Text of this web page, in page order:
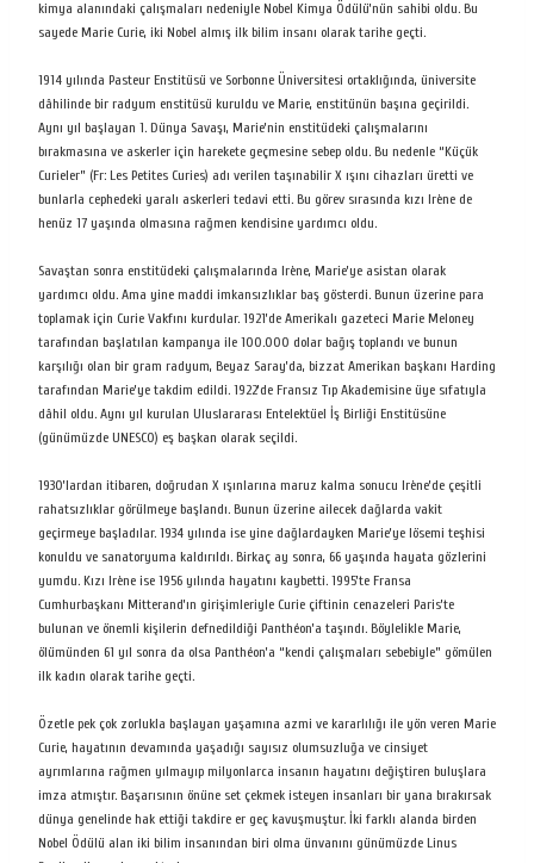
kimya alanındaki çalışmaları nedeniyle Nobel Kimya Ödülü’nün sahibi oldu. Bu
sayede Marie Curie, iki Nobel almış ilk bilim insanı olarak tarihe geçti.
1914 yılında Pasteur Enstitüsü ve Sorbonne Üniversitesi ortaklığında, üniversite
dâhilinde bir radyum enstitüsü kuruldu ve Marie, enstitünün başına geçirildi.
Aynı yıl başlayan 1. Dünya Savaşı, Marie’nin enstitüdeki çalışmalarını
bırakmasına ve askerler için harekete geçmesine sebep oldu. Bu nedenle “Küçük
Curieler” (Fr: Les Petites Curies) adı verilen taşınabilir X ışını cihazları üretti ve
bunlarla cephedeki yaralı askerleri tedavi etti. Bu görev sırasında kızı Irène de
henüz 17 yaşında olmasına rağmen kendisine yardımcı oldu.
Savaştan sonra enstitüdeki çalışmalarında Irène, Marie’ye asistan olarak
yardımcı oldu. Ama yine maddi imkansızlıklar baş gösterdi. Bunun üzerine para
toplamak için Curie Vakfını kurdular. 1921’de Amerikalı gazeteci Marie Meloney
tarafından başlatılan kampanya ile 100.000 dolar bağış toplandı ve bunun
karşılığı olan bir gram radyum, Beyaz Saray’da, bizzat Amerikan başkanı Harding
tarafından Marie’ye takdim edildi. 1922’de Fransız Tıp Akademisine üye sıfatıyla
dâhil oldu. Aynı yıl kurulan Uluslararası Entelektüel İş Birliği Enstitüsüne
(günümüzde UNESCO) eş başkan olarak seçildi.
1930’lardan itibaren, doğrudan X ışınlarına maruz kalma sonucu Irène’de çeşitli
rahatsızlıklar görülmeye başlandı. Bunun üzerine ailecek dağlarda vakit
geçirmeye başladılar. 1934 yılında ise yine dağlardayken Marie’ye lösemi teşhisi
konuldu ve sanatoryuma kaldırıldı. Birkaç ay sonra, 66 yaşında hayata gözlerini
yumdu. Kızı Irène ise 1956 yılında hayatını kaybetti. 1995’te Fransa
Cumhurbaşkanı Mitterand’ın girişimleriyle Curie çiftinin cenazeleri Paris’te
bulunan ve önemli kişilerin defnedildiği Panthéon’a taşındı. Böylelikle Marie,
ölümünden 61 yıl sonra da olsa Panthéon’a “kendi çalışmaları sebebiyle” gömülen
ilk kadın olarak tarihe geçti.
Özetle pek çok zorlukla başlayan yaşamına azmi ve kararlılığı ile yön veren Marie
Curie, hayatının devamında yaşadığı sayısız olumsuzluğa ve cinsiyet
ayrımlarına rağmen yılmayıp milyonlarca insanın hayatını değiştiren buluşlara
imza atmıştır. Başarısının önüne set çekmek isteyen insanları bir yana bırakırsak
dünya genelinde hak ettiği takdire er geç kavuşmuştur. İki farklı alanda birden
Nobel Ödülü alan iki bilim insanından biri olma ünvanını günümüzde Linus